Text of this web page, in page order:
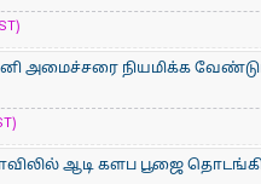
அமைச்சரை நியமிக்க
ஆடி களப பூஜை